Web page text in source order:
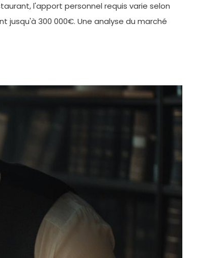
l'apport personnel requis varie selon
jusqu'à 300 000€. Une analyse du marché